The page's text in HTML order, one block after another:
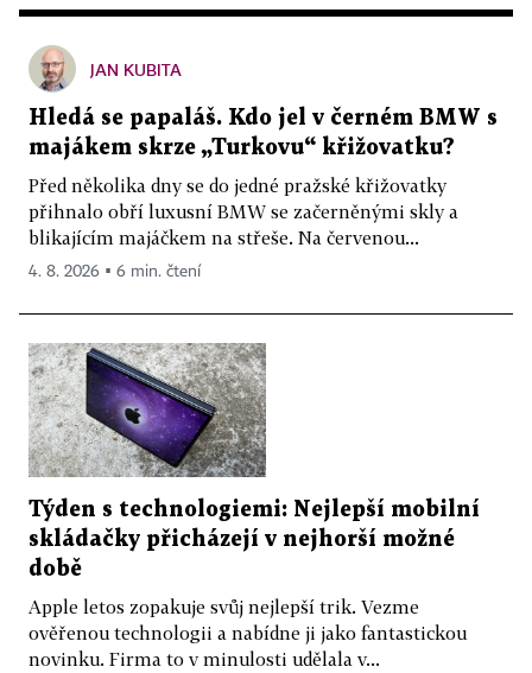
JAN KUBITA
Hledá se papaláš. Kdo jel v černém BMW s
majákem skrze „Turkovu“ křižovatku?
Před několika dny se do jedné pražské křižovatky
přihnalo obří luxusní BMW se začerněnými skly a
blikajícím majáčkem na střeše. Na červenou...
4. 8. 2026 ▪ 6 min. čtení
Týden s technologiemi: Nejlepší mobilní
skládačky přicházejí v nejhorší možné
době
Apple letos zopakuje svůj nejlepší trik. Vezme
ověřenou technologii a nabídne ji jako fantastickou
novinku. Firma to v minulosti udělala v...